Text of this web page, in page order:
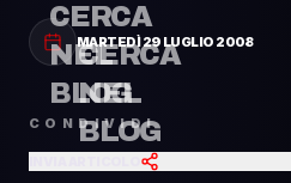
CERCA
NEL
BLOG
CERCA
NEL
BLOG
MARTEDÌ 29 LUGLIO 2008
CONDIVIDI